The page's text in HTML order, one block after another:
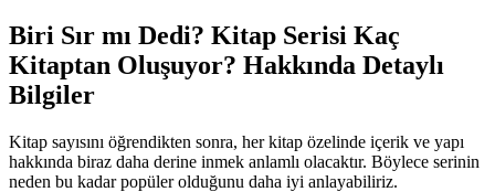
Biri Sır mı Dedi? Kitap Serisi Kaç
Kitaptan Oluşuyor? Hakkında Detaylı
Bilgiler
Kitap sayısını öğrendikten sonra, her kitap özelinde içerik ve yapı
hakkında biraz daha derine inmek anlamlı olacaktır. Böylece serinin
neden bu kadar popüler olduğunu daha iyi anlayabiliriz.